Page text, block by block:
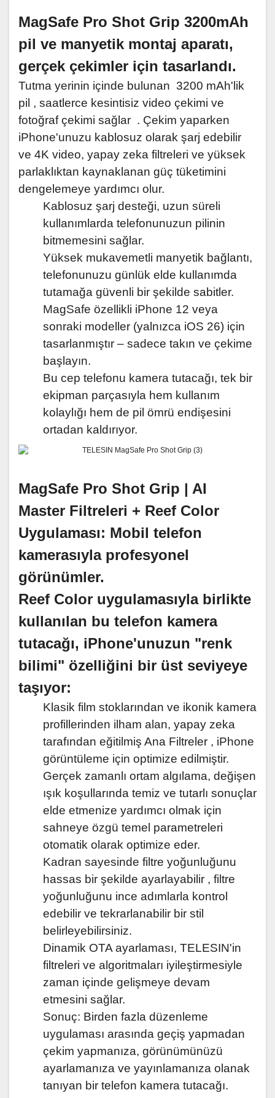
MagSafe Pro Shot Grip 3200mAh
pil ve manyetik montaj aparatı,
gerçek çekimler için tasarlandı.
Tutma yerinin içinde bulunan 3200 mAh'lik
pil , saatlerce kesintisiz video çekimi ve
fotoğraf çekimi sağlar . Çekim yaparken
iPhone'unuzu kablosuz olarak şarj edebilir
ve 4K video, yapay zeka filtreleri ve yüksek
parlaklıktan kaynaklanan güç tüketimini
dengelemeye yardımcı olur.
Kablosuz şarj desteği, uzun süreli
kullanımlarda telefonunuzun pilinin
bitmemesini sağlar.
Yüksek mukavemetli manyetik bağlantı,
telefonunuzu günlük elde kullanımda
tutamağa güvenli bir şekilde sabitler.
MagSafe özellikli iPhone 12 veya
sonraki modeller (yalnızca iOS 26) için
tasarlanmıştır – sadece takın ve çekime
başlayın.
Bu cep telefonu kamera tutacağı, tek bir
ekipman parçasıyla hem kullanım
kolaylığı hem de pil ömrü endişesini
ortadan kaldırıyor.
MagSafe Pro Shot Grip | AI
Master Filtreleri + Reef Color
Uygulaması: Mobil telefon
kamerasıyla profesyonel
görünümler.
Reef Color uygulamasıyla birlikte
kullanılan bu telefon kamera
tutacağı, iPhone'unuzun "renk
bilimi" özelliğini bir üst seviyeye
taşıyor:
Klasik film stoklarından ve ikonik kamera
profillerinden ilham alan, yapay zeka
tarafından eğitilmiş Ana Filtreler , iPhone
görüntüleme için optimize edilmiştir.
Gerçek zamanlı ortam algılama, değişen
ışık koşullarında temiz ve tutarlı sonuçlar
elde etmenize yardımcı olmak için
sahneye özgü temel parametreleri
otomatik olarak optimize eder.
Kadran sayesinde filtre yoğunluğunu
hassas bir şekilde ayarlayabilir , filtre
yoğunluğunu ince adımlarla kontrol
edebilir ve tekrarlanabilir bir stil
belirleyebilirsiniz.
Dinamik OTA ayarlaması, TELESIN'in
filtreleri ve algoritmaları iyileştirmesiyle
zaman içinde gelişmeye devam
etmesini sağlar.
Sonuç: Birden fazla düzenleme
uygulaması arasında geçiş yapmadan
çekim yapmanıza, görünümünüzü
ayarlamanıza ve yayınlamanıza olanak
tanıyan bir telefon kamera tutacağı.